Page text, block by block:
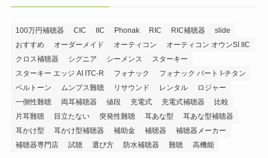
100万円補聴器 CIC IIC Phonak RIC RIC補聴器
slide
おすすめ
オーダーメイド オーティコン
オーティコン オウンSI IIC
クロス補聴器
シグニア シーメンス
スターキー
スターキー エッジ AI ITC-R
フォナック
フォナック バート I-チタン
ベルトーン
ムンプス難聴 リサウンド レンタル
ロジャー
一側性難聴
両耳補聴器 値段 充電式 充電式補聴器
比較
片耳難聴
目立たない 突発性難聴 耳あな型
耳あな型補聴器
耳かけ型
耳かけ型補聴器 補助金 補聴器
補聴器メーカー
補聴器専門店
試聴 選び方 防水補聴器 難聴 高機能